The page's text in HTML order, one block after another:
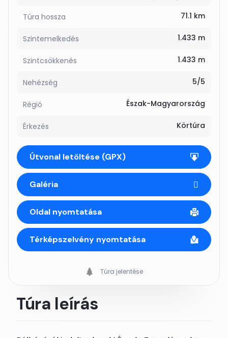
Túra hossza 71.1 km
Szintemelkedés 1.433 m
Szintcsökkenés 1.433 m
Nehézség 5/5
Régió Észak-Magyarország
Érkezés Körtúra
Útvonal letöltése (GPX)
Galéria
Oldal nyomtatása
Térképszelvény nyomtatása
Túra jelentése
Túra leírás